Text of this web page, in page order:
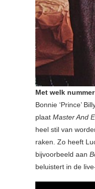
Met welk
Bonnie ‘Prince’
plaat Master And
heel stil van
raken. Zo heeft
bijvoorbeeld aan
beluistert in de